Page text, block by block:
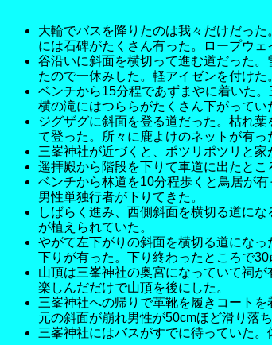
大輪でバスを降りたのは我々だけだっ
には石碑がたくさん有った。ロープウェ
谷沿いに斜面を横切って進む道だった
たので一休みした。軽アイゼンを付けた
ベンチから15分程であずまやに着いた
横の滝にはつららがたくさん下がってい
ジグザグに斜面を登る道だった。枯れ
て登った。所々に鹿よけのネットが有
三峯神社が近づくと、ポツリポツリと
遥拝殿から階段を下りて車道に出たと
ベンチから林道を10分程歩くと鳥居が
男性単独行者が下りてきた。
しばらく進み、西側斜面を横切る道に
が植えられていた。
やがて左下がりの斜面を横切る道にな
下りが有った。下り終わったところで
山頂は三峯神社の奥宮になっていて祠
楽しんだだけで山頂を後にした。
三峯神社への帰りで革靴を履きコート
元の斜面が崩れ男性が50cmほど滑り落
三峯神社にはバスがすでに待っていた